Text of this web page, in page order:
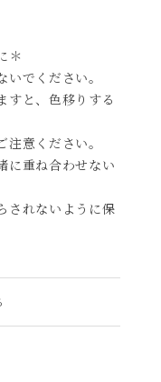
＊
でください。
すと、色移りする
意ください。
に重ね合わせない
されないように保